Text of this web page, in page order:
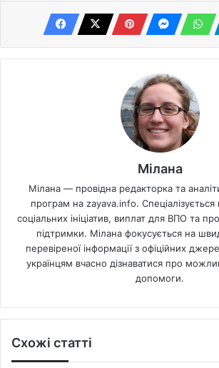
Мілана
Мілана — провідна редакторка та
програм на zayava.info. Спеціалізується
соціальних ініціатив, виплат для ВПО та
підтримки. Мілана фокусується на
перевіреної інформації з офіційних
українцям вчасно дізнаватися про
допомоги.
Схожі статті